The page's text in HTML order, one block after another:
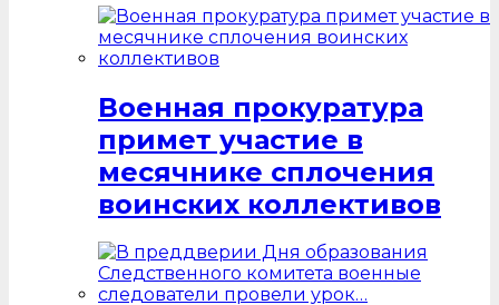
Военная прокуратура
примет участие в
месячнике сплочения
воинских коллективов